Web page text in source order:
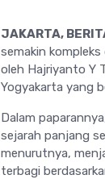
JAKARTA,
semakin
oleh Hajriyanto Y
Yogyakarta yang
Dalam
sejarah panjang
menurutnya,
terbagi